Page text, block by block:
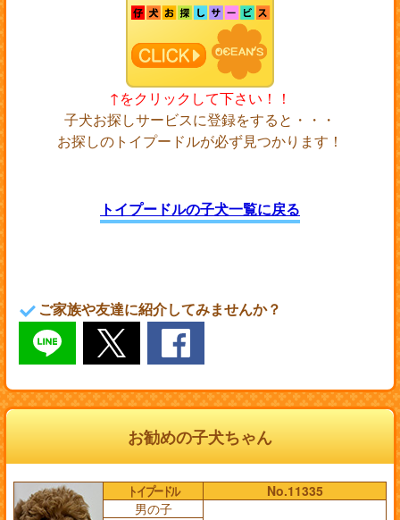
↑をクリックして下さい！！
子犬お探しサービスに登録をすると・・・
お探しのトイプードルが必ず見つかります！
トイプードルの子犬一覧に戻る
ご家族や友達に紹介してみませんか？
お勧めの子犬ちゃん
トイプードル
No.11335
男の子